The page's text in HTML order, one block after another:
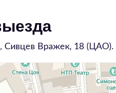
Сивцев Вражек, 18 (ЦАО).